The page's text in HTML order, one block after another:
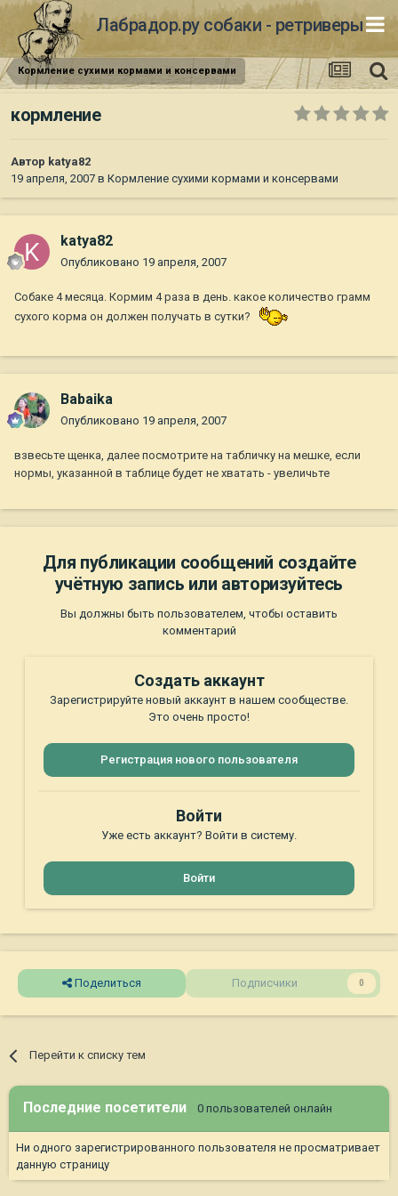
Лабрадор.ру собаки - ретриверы
Кормление сухими кормами и консервами
кормление
Автор katya82
19 апреля, 2007 в Кормление сухими кормами и консервами
katya82
Опубликовано 19 апреля, 2007
Собаке 4 месяца. Кормим 4 раза в день. какое количество грамм
сухого корма он должен получать в сутки?
Babaika
Опубликовано 19 апреля, 2007
взвесьте щенка, далее посмотрите на табличку на мешке, если
нормы, указанной в таблице будет не хватать - увеличьте
Для публикации сообщений создайте
учётную запись или авторизуйтесь
Вы должны быть пользователем, чтобы оставить
комментарий
Создать аккаунт
Зарегистрируйте новый аккаунт в нашем сообществе.
Это очень просто!
Регистрация нового пользователя
Войти
Уже есть аккаунт? Войти в систему.
Войти
Поделиться Подписчики 0
Перейти к списку тем
Последние посетители 0 пользователей онлайн
Ни одного зарегистрированного пользователя не просматривает
данную страницу